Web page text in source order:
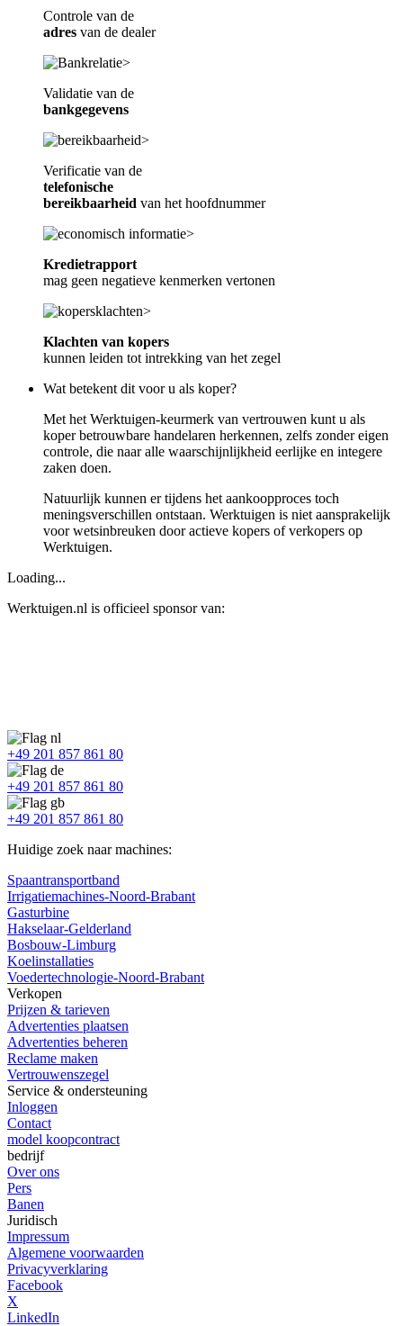
Controle van de
adres van de dealer
Validatie van de
bankgegevens
Verificatie van de
telefonische
bereikbaarheid van het hoofdnummer
Kredietrapport
mag geen negatieve kenmerken vertonen
Klachten van kopers
kunnen leiden tot intrekking van het zegel
Wat betekent dit voor u als koper?
Met het Werktuigen-keurmerk van vertrouwen kunt u als
koper betrouwbare handelaren herkennen, zelfs zonder eigen
controle, die naar alle waarschijnlijkheid eerlijke en integere
zaken doen.
Natuurlijk kunnen er tijdens het aankoopproces toch
meningsverschillen ontstaan. Werktuigen is niet aansprakelijk
voor wetsinbreuken door actieve kopers of verkopers op
Werktuigen.
Loading...
Werktuigen.nl is officieel sponsor van:
+49 201 857 861 80
+49 201 857 861 80
+49 201 857 861 80
Huidige zoek naar machines:
Spaantransportband
Irrigatiemachines-Noord-Brabant
Gasturbine
Hakselaar-Gelderland
Bosbouw-Limburg
Koelinstallaties
Voedertechnologie-Noord-Brabant
Verkopen
Prijzen & tarieven
Advertenties plaatsen
Advertenties beheren
Reclame maken
Vertrouwenszegel
Service & ondersteuning
Inloggen
Contact
model koopcontract
bedrijf
Over ons
Pers
Banen
Juridisch
Impressum
Algemene voorwaarden
Privacyverklaring
Facebook
X
LinkedIn